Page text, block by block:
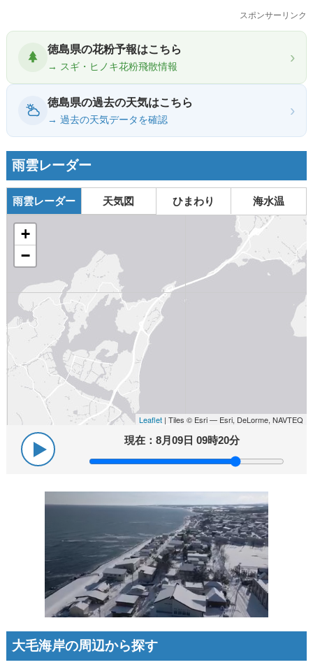
スポンサーリンク
徳島県の花粉予報はこちら
→ スギ・ヒノキ花粉飛散情報
›
徳島県の過去の天気はこちら
→ 過去の天気データを確認
›
雨雲レーダー
雨雲レーダー 天気図 ひまわり 海水温
+
−
Leaflet | Tiles © Esri — Esri, DeLorme, NAVTEQ
現在：8月09日 09時20分
大毛海岸の周辺から探す